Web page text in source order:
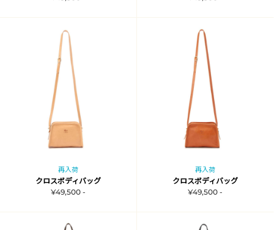
再入荷
クロスボディバッグ
¥49,500 -
再入荷
クロスボディバッグ
¥49,500 -